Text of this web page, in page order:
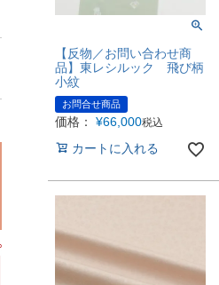
【反物／お問い合わせ商
品】東レシルック 飛び柄
小紋
お問合せ商品
価格： ¥66,000税込
カートに入れる